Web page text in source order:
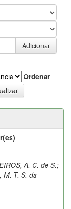
Ordenar
A. C. de S.;
M. T. S. da